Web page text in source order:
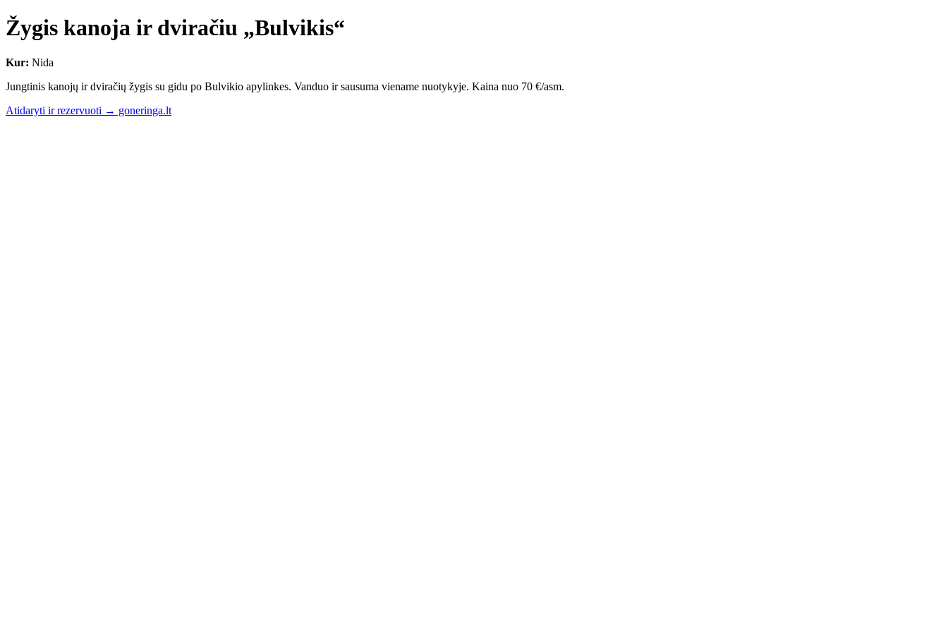
Žygis kanoja ir dviračiu „Bulvikis“
Kur: Nida
Jungtinis kanojų ir dviračių žygis su gidu po Bulvikio apylinkes. Vanduo ir sausuma viename nuotykyje. Kaina nuo 70 €/asm.
Atidaryti ir rezervuoti → goneringa.lt